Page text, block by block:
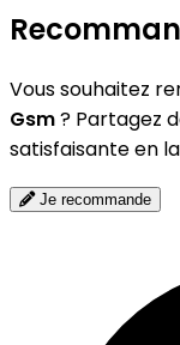
Vous souhaitez
Gsm? Partagez
satisfaisante en
Je recommande